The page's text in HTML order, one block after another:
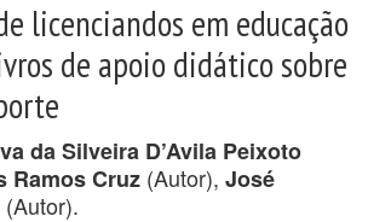
licenciandos em educação
de apoio didático sobre
da Silveira D’Avila Peixoto
Ramos Cruz (Autor), José
(Autor).